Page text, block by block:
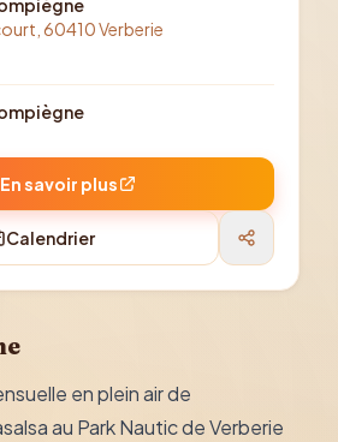
60410 Verberie
En savoir plus
Calendrier
en plein air de
au Park Nautic de Verberie